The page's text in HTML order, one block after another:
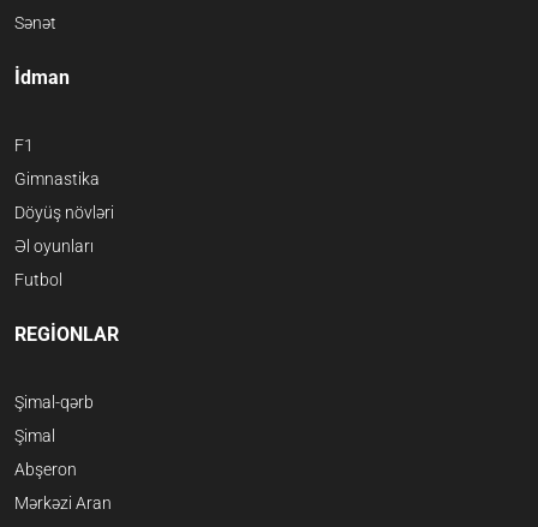
Sənət
İdman
F1
Gimnastika
Döyüş növləri
Əl oyunları
Futbol
REGİONLAR
Şimal-qərb
Şimal
Abşeron
Mərkəzi Aran